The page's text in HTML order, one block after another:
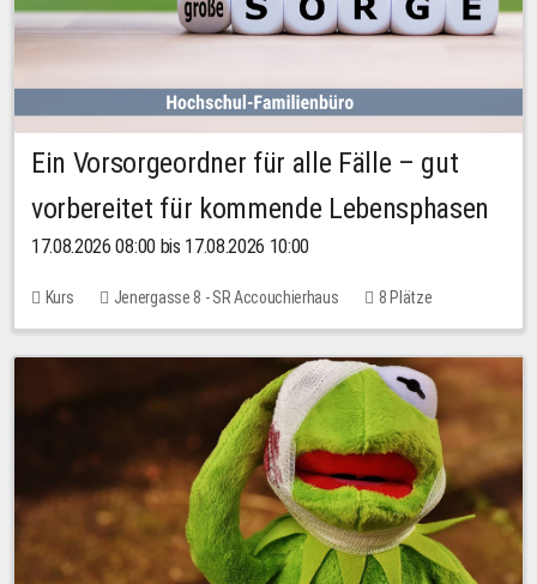
Ein Vorsorgeordner für alle Fälle – gut
vorbereitet für kommende Lebensphasen
17.08.2026 08:00 bis 17.08.2026 10:00
Kurs Jenergasse 8 - SR Accouchierhaus 8 Plätze